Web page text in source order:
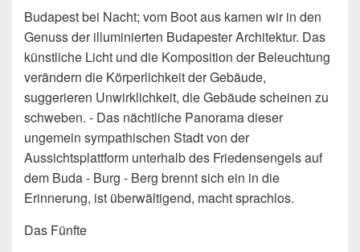
Budapest bei Nacht; vom Boot aus kamen wir in den
Genuss der illuminierten Budapester Architektur. Das
künstliche Licht und die Komposition der Beleuchtung
verändern die Körperlichkeit der Gebäude,
suggerieren Unwirklichkeit, die Gebäude scheinen zu
schweben. - Das nächtliche Panorama dieser
ungemein sympathischen Stadt von der
Aussichtsplattform unterhalb des Friedensengels auf
dem Buda - Burg - Berg brennt sich ein in die
Erinnerung, ist überwältigend, macht sprachlos.
Das Fünfte